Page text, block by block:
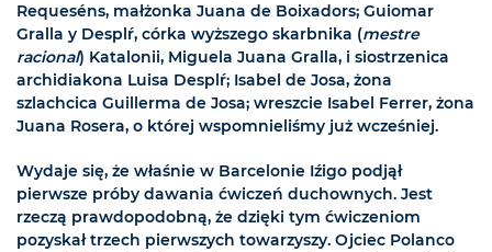
Requeséns, małżonka Juana de Boixadors; Guiomar
Gralla y Desplŕ, córka wyższego skarbnika (mestre
racional) Katalonii, Miguela Juana Gralla, i siostrzenica
archidiakona Luisa Desplŕ; Isabel de Josa, żona
szlachcica Guillerma de Josa; wreszcie Isabel Ferrer, żona
Juana Rosera, o której wspomnieliśmy już wcześniej.
Wydaje się, że właśnie w Barcelonie Iźigo podjął
pierwsze próby dawania ćwiczeń duchownych. Jest
rzeczą prawdopodobną, że dzięki tym ćwiczeniom
pozyskał trzech pierwszych towarzyszy. Ojciec Polanco